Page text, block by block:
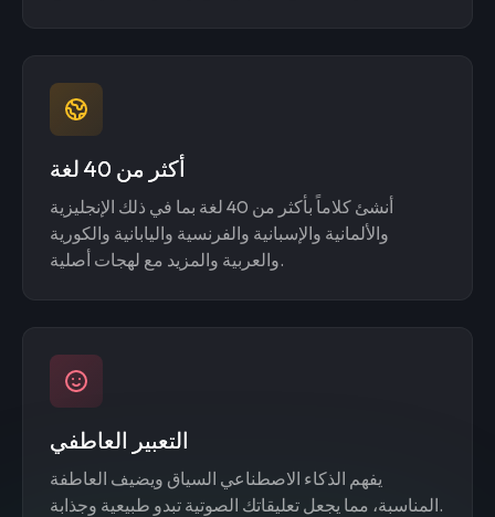
أكثر من 40 لغة
أنشئ كلاماً بأكثر من 40 لغة بما في ذلك الإنجليزية
والألمانية والإسبانية والفرنسية واليابانية والكورية
والعربية والمزيد مع لهجات أصلية.
التعبير العاطفي
يفهم الذكاء الاصطناعي السياق ويضيف العاطفة
المناسبة، مما يجعل تعليقاتك الصوتية تبدو طبيعية وجذابة.